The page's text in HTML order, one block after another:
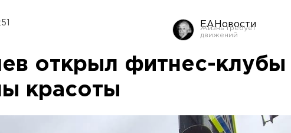
ЕАНовости
открыл фитнес-клубы
красоты